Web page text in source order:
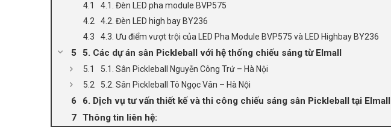
4.1. Đèn LED pha module BVP575
4.2. Đèn LED high bay BY236
4.3. Ưu điểm vượt trội của LED Pha Module BVP575 và LED Highbay BY236
5. Các dự án sân Pickleball với hệ thống chiếu sáng từ Elmall
5.1. Sân Pickleball Nguyễn Công Trứ – Hà Nội
5.2. Sân Pickleball Tô Ngọc Vân – Hà Nội
6. Dịch vụ tư vấn thiết kế và thi công chiếu sáng sân Pickleball tại Elmall
Thông tin liên hệ: